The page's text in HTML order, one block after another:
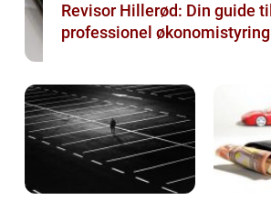
Revisor Hillerød: Din guide til
professionel økonomistyring